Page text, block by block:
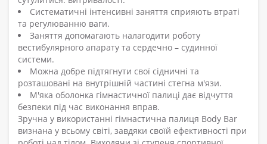
Систематичні інтенсивні заняття сприяють втраті
та регулюванню ваги.
Заняття допомагають налагодити роботу
вестибулярного апарату та сердечно – судинної
системи.
Можна добре підтягнути свої сідничні та
розташовані на внутрішній частині стегна м'язи.
М'яка оболонка гімнастичної палиці дає відчуття
безпеки під час виконання вправ.
Зручна у використанні гімнастична палиця Body Bar
визнана у всьому світі, завдяки своїй ефективності при